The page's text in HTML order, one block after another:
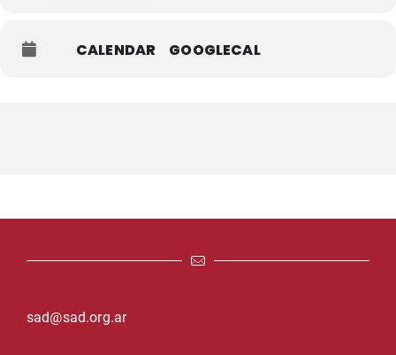
CALENDAR GOOGLECAL
sad@sad.org.ar